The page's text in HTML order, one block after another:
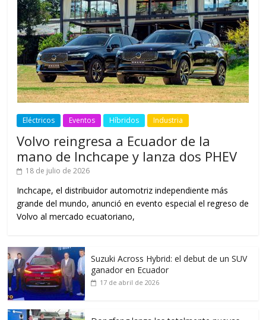
Eléctricos Eventos Híbridos Industria
Volvo reingresa a Ecuador de la
mano de Inchcape y lanza dos PHEV
18 de julio de 2026
Inchcape, el distribuidor automotriz independiente más
grande del mundo, anunció en evento especial el regreso de
Volvo al mercado ecuatoriano,
Suzuki Across Hybrid: el debut de un SUV
ganador en Ecuador
17 de abril de 2026